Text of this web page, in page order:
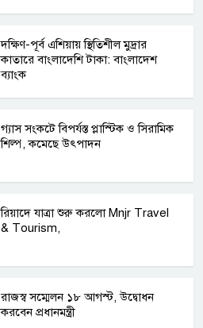
দক্ষিণ-পূর্ব এশিয়ায় স্থিতিশীল মুদ্রার
কাতারে বাংলাদেশি টাকা: বাংলাদেশ
ব্যাংক
গ্যাস সংকটে বিপর্যস্ত প্লাস্টিক ও সিরামিক
শিল্প, কমেছে উৎপাদন
রিয়াদে যাত্রা শুরু করলো Mnjr Travel
& Tourism,
রাজস্ব সম্মেলন ১৮ আগস্ট, উদ্বোধন
করবেন প্রধানমন্ত্রী